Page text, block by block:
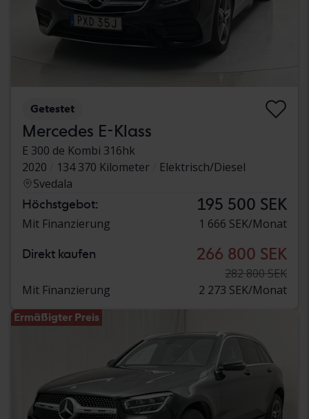
Getestet
Mercedes E-Klass
E 300 de Kombi 316hk
2020
134 370 Kilometer
Elektrisch/Diesel
Svedala
Höchstgebot: 195 500 SEK
Mit Finanzierung 1 666 SEK/Monat
Direkt kaufen 266 800 SEK
282 800 SEK
Mit Finanzierung
2 273 SEK/Monat
Ermäßigter Preis